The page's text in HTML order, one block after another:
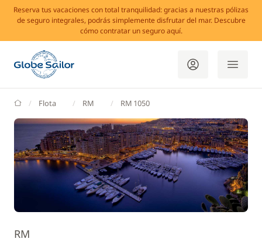
Reserva tus vacaciones con total tranquilidad: gracias a nuestras pólizas
de seguro integrales, podrás simplemente disfrutar del mar. Descubre
cómo contratar un seguro aquí.
GlobeSailor
Flota RM RM 1050
RM